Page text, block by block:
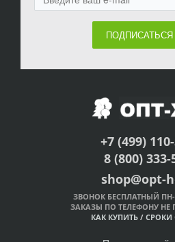
ПОДПИСАТЬСЯ
+7 (499)
8 (800) 333-
shop@opt-
ЗВОНОК БЕСПЛАТНЫЙ ПН-
ЗАКАЗЫ ПО ТЕЛЕФОНУ
КАК КУПИТЬ / СРОКИ